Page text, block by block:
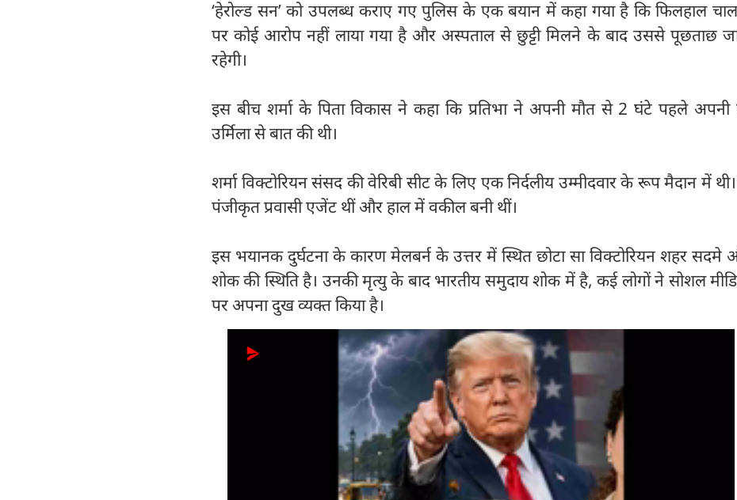
‘हेरोल्ड सन’ को उपलब्ध कराए गए पुलिस के एक बयान में कहा गया है कि फिलहाल
पर कोई आरोप नहीं लाया गया है और अस्पताल से छुट्टी मिलने के बाद उससे पूछताछ
रहेगी।
इस बीच शर्मा के पिता विकास ने कहा कि प्रतिभा ने अपनी मौत से 2 घंटे पहले अपनी
उर्मिला से बात की थी।
शर्मा विक्टोरियन संसद की वेरिबी सीट के लिए एक निर्दलीय उम्मीदवार के रूप मैदान में
पंजीकृत प्रवासी एजेंट थीं और हाल में वकील बनी थीं।
इस भयानक दुर्घटना के कारण मेलबर्न के उत्तर में स्थित छोटा सा विक्टोरियन शहर सदमे
शोक की स्थिति है। उनकी मृत्यु के बाद भारतीय समुदाय शोक में है, कई लोगों ने सोशल
पर अपना दुख व्यक्त किया है।